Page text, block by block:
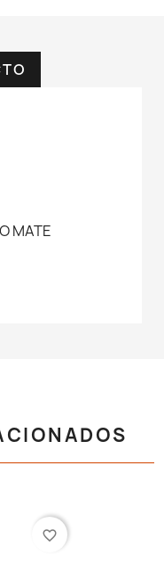
MATE
favorite_border